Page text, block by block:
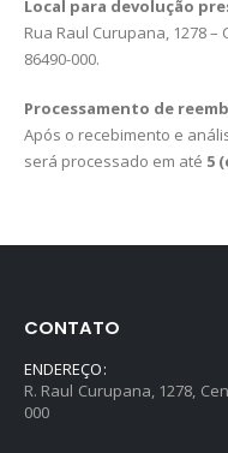
Local para devolução
Rua Raul Curupana, 1278 –
86490-000.
Processamento de
Após o recebimento e
será processado em até 5
CONTATO
ENDEREÇO:
R. Raul Curupana, 1278,
000